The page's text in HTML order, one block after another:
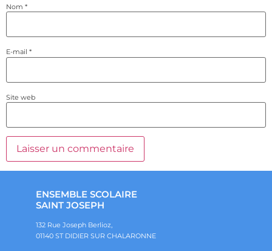
Nom *
E-mail *
Site web
ENSEMBLE SCOLAIRE
SAINT JOSEPH
132 Rue Joseph Berlioz,
01140 ST DIDIER SUR CHALARONNE